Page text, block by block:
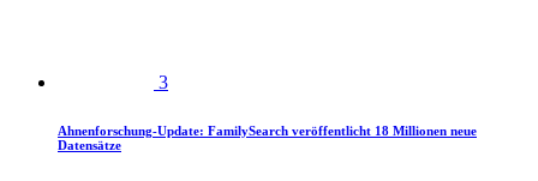
3
Ahnenforschung-Update: FamilySearch veröffentlicht 18 Millionen neue
Datensätze